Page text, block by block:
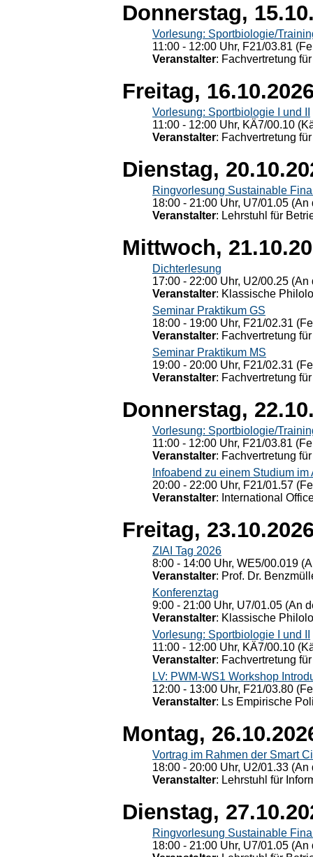
Donnerstag,
Vorlesung: Sportbiologie/
11:00 - 12:00 Uhr, F21/03.81
Veranstalter: Fachvertretung
Freitag,
Vorlesung: Sportbiologie I und II
11:00 - 12:00 Uhr, KÄ7/00.10
Veranstalter: Fachvertretung
Dienstag,
Ringvorlesung Sustainable
18:00 - 21:00 Uhr, U7/01.05
Veranstalter: Lehrstuhl für
Mittwoch,
Dichterlesung
17:00 - 22:00 Uhr, U2/00.25
Veranstalter: Klassische
Seminar Praktikum GS
18:00 - 19:00 Uhr, F21/02.31
Veranstalter: Fachvertretung
Seminar Praktikum MS
19:00 - 20:00 Uhr, F21/02.31
Veranstalter: Fachvertretung
Donnerstag,
Vorlesung: Sportbiologie/
11:00 - 12:00 Uhr, F21/03.81
Veranstalter: Fachvertretung
Infoabend zu einem Studium im
20:00 - 22:00 Uhr, F21/01.57
Veranstalter: International
Freitag,
ZIAI Tag 2026
8:00 - 14:00 Uhr, WE5/00.019
Veranstalter: Prof. Dr.
Konferenztag
9:00 - 21:00 Uhr, U7/01.05 (An
Veranstalter: Klassische
Vorlesung: Sportbiologie I und II
11:00 - 12:00 Uhr, KÄ7/00.10
Veranstalter: Fachvertretung
LV: PWM-WS1 Workshop
12:00 - 13:00 Uhr, F21/03.80
Veranstalter: Ls Empirische
Montag,
Vortrag im Rahmen der Smart
18:00 - 20:00 Uhr, U2/01.33
Veranstalter: Lehrstuhl für
Dienstag,
Ringvorlesung Sustainable
18:00 - 21:00 Uhr, U7/01.05